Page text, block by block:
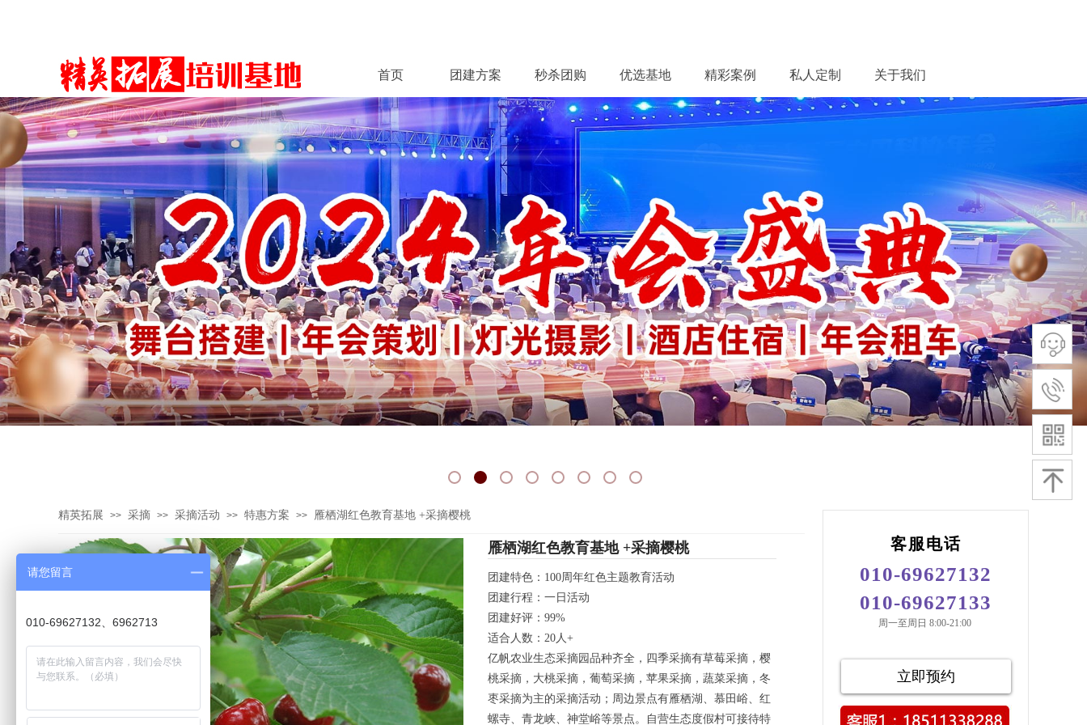
首页 团建方案 秒杀团购 优选基地 精彩案例 私人定制 关于我们
立即预约
客服电话
010-69627132
010-69627133
周一至周日 8:00-21:00
精英拓展 >> 采摘 >> 采摘活动 >> 特惠方案 >> 雁栖湖红色教育基地 +采摘樱桃
雁栖湖红色教育基地 +采摘樱桃
团建特色：100周年红色主题教育活动
团建行程：一日活动
团建好评：99%
适合人数：20人+
亿帆农业生态采摘园品种齐全，四季采摘有草莓采摘，樱
桃采摘，大桃采摘，葡萄采摘，苹果采摘，蔬菜采摘，冬
枣采摘为主的采摘活动；周边景点有雁栖湖、慕田峪、红
螺寺、青龙峡、神堂峪等景点。自营生态度假村可接待特
请您留言
010-69627132、6962713